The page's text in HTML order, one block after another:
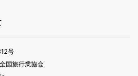
号
国旅行業協会